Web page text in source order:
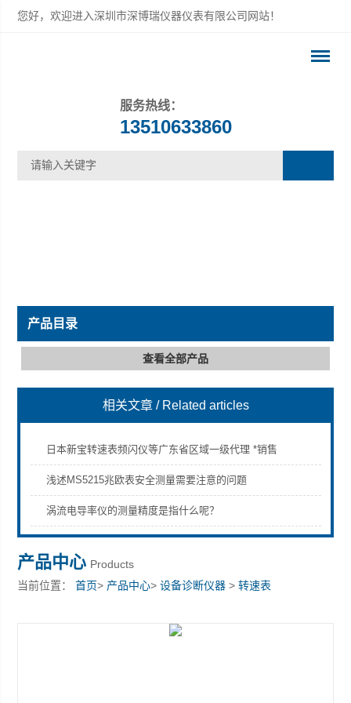
您好，欢迎进入深圳市深博瑞仪器仪表有限公司网站！
深圳市深博瑞仪器仪表有限公司
服务热线：
13510633860
产品目录
查看全部产品
相关文章 / Related articles
日本新宝转速表频闪仪等广东省区域一级代理 *销售
浅述MS5215兆欧表安全测量需要注意的问题
涡流电导率仪的测量精度是指什么呢？
产品中心 Products
当前位置：首页> 产品中心>设备诊断仪器 >转速表